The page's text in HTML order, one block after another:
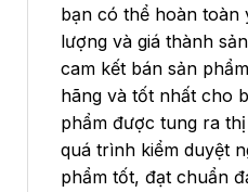
bạn có thể hoàn toàn
lượng và giá thành
cam kết bán sản
hãng và tốt nhất cho
phẩm được tung ra
quá trình kiểm duyệt
phẩm tốt, đạt chuẩn